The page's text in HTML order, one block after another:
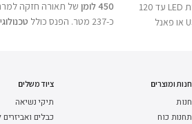
במכשיר אחד. מספקת תאורת LED עד 120
לומנס, נטענת באמצעות USB או פאנל
450 לומן
של תאורה חזקה
כ-237 מטר. הפנס כולל
ללא ידיים. גוף האלומיניום
הופכים אותו
אמין לעבודה, לטיולים ולשימוש
חנות ומוצרים
חנות
תחנות כוח
ציוד משלים
תיקי נשיאה
כבלים